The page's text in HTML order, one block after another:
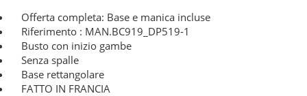
Offerta completa: Base e manica incluse
Riferimento : MAN.BC919_DP519-1
Busto con inizio gambe
Senza spalle
Base rettangolare
FATTO IN FRANCIA